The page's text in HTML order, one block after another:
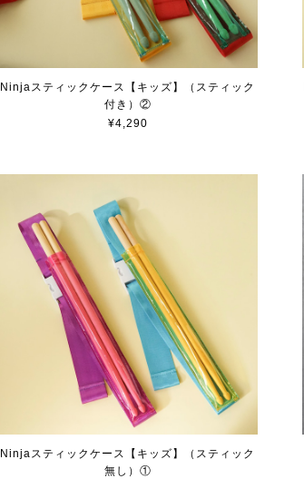
Ninjaスティックケース【キッズ】（スティック
付き）②
¥4,290
Ninjaスティックケース【キッズ】（スティック
無し）①